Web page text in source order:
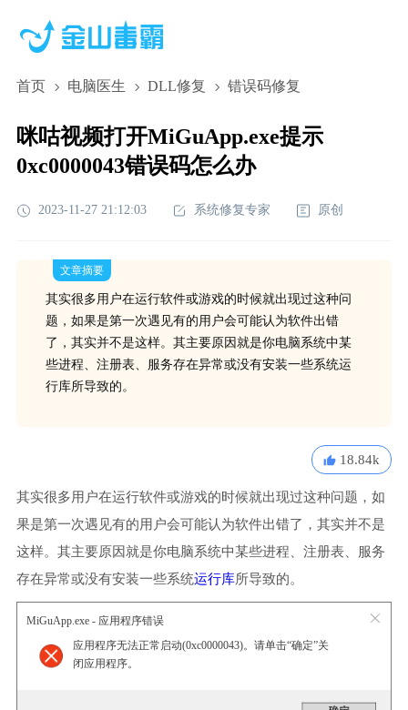
首页 电脑医生 DLL修复 错误码修复
咪咕视频打开MiGuApp.exe提示
0xc0000043错误码怎么办
2023-11-27 21:12:03 系统修复专家 原创
文章摘要
其实很多用户在运行软件或游戏的时候就出现过这种问
题，如果是第一次遇见有的用户会可能认为软件出错
了，其实并不是这样。其主要原因就是你电脑系统中某
些进程、注册表、服务存在异常或没有安装一些系统运
行库所导致的。
18.84k
其实很多用户在运行软件或游戏的时候就出现过这种问题，如
果是第一次遇见有的用户会可能认为软件出错了，其实并不是
这样。其主要原因就是你电脑系统中某些进程、注册表、服务
存在异常或没有安装一些系统运行库所导致的。
MiGuApp.exe - 应用程序错误
应用程序无法正常启动(0xc0000043)。请单击“确定”关
闭应用程序。